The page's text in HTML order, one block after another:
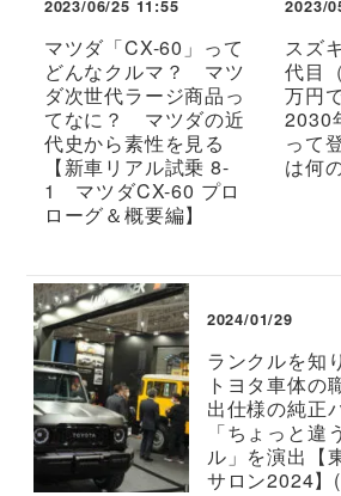
2023/06/25 11:55
マツダ「CX-60」って
どんなクルマ？ マツ
ダ次世代ラージ商品っ
てなに？ マツダの近
代史から素性を見る
【新車リアル試乗 8-
1 マツダCX-60 プロ
ローグ＆概要編】
2023/
スズ
代目
万円
2030
って
は何
2024/01/29
ランクルを知
トヨタ車体の
出仕様の純正
「ちょっと違
ル」を演出【
サロン2024】